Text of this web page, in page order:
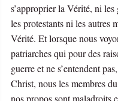
s’approprier la Vérité, ni
les protestants ni les autres
Vérité. Et lorsque nous
patriarches qui pour des
guerre et ne s’entendent
Christ, nous les membres
nos propos sont maladroits